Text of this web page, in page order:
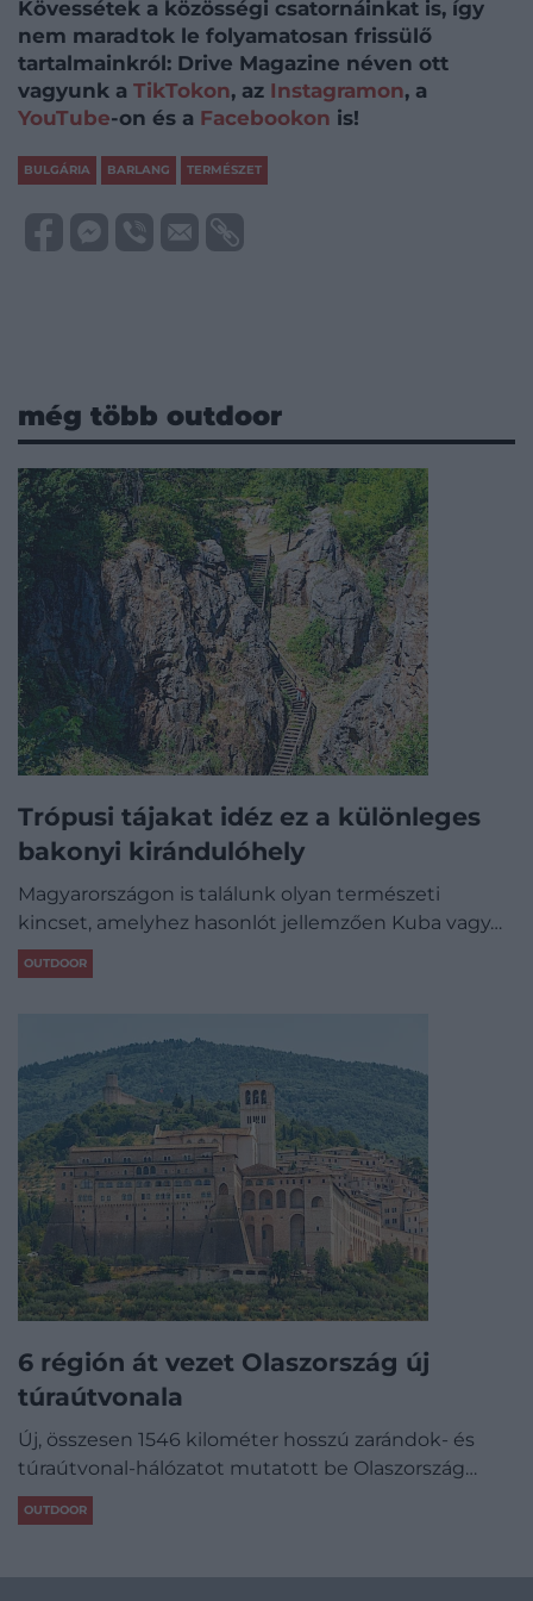
Kövessétek a közösségi csatornáinkat is, így
nem maradtok le folyamatosan frissülő
tartalmainkról: Drive Magazine néven ott
vagyunk a TikTokon, az Instagramon, a
YouTube-on és a Facebookon is!
BULGÁRIA BARLANG TERMÉSZET
még több outdoor
Trópusi tájakat idéz ez a különleges
bakonyi kirándulóhely
Magyarországon is találunk olyan természeti
kincset, amelyhez hasonlót jellemzően Kuba vagy…
OUTDOOR
6 régión át vezet Olaszország új
túraútvonala
Új, összesen 1546 kilométer hosszú zarándok- és
túraútvonal-hálózatot mutatott be Olaszország…
OUTDOOR